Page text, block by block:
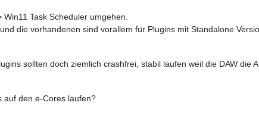
Task Scheduler umgehen.
die vorhandenen sind vorallem für Plugins mit Standalone
sollten doch ziemlich crashfrei, stabil laufen weil die DAW die
auf den e-Cores laufen?